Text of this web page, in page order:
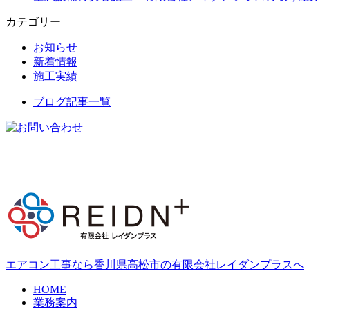
カテゴリー
お知らせ
新着情報
施工実績
ブログ記事一覧
エアコン工事なら香川県高松市の有限会社レイダンプラスへ
HOME
業務案内